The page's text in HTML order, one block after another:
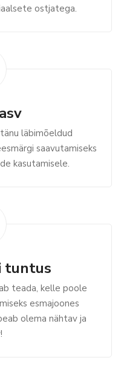
ostjatega.
läbimõeldud
saavutamiseks
kasutamisele.
tuntus
teada, kelle poole
esmajoones
olema nähtav ja